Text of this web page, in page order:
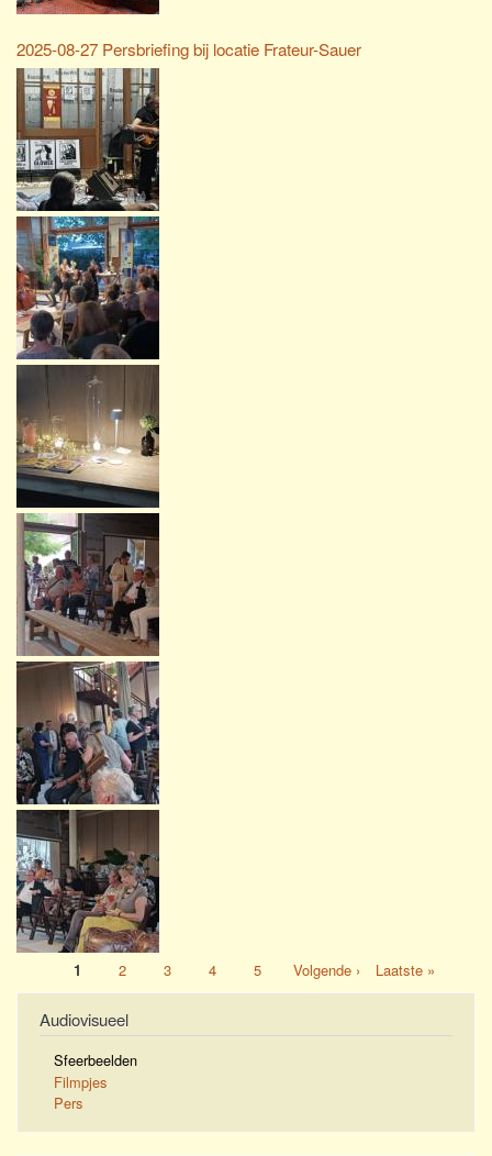
2025-08-27 Persbriefing bij locatie Frateur-Sauer
Page
1 Page
2 Page
3 Page
4 Page
5
Next
page
Volgende ›
Last
page
Laatste »
Audiovisueel
Sfeerbeelden
Filmpjes
Pers